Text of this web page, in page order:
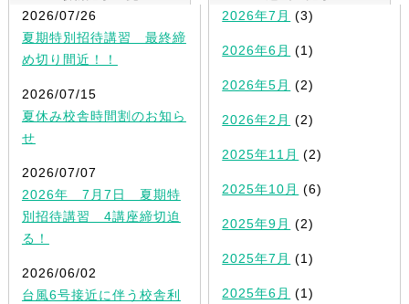
2026/07/26
夏期特別招待講習 最終締
め切り間近！！
2026/07/15
夏休み校舎時間割のお知ら
せ
2026/07/07
2026年 7月7日 夏期特
別招待講習 4講座締切迫
る！
2026/06/02
台風6号接近に伴う校舎利
2026年7月 (3)
2026年6月 (1)
2026年5月 (2)
2026年2月 (2)
2025年11月 (2)
2025年10月 (6)
2025年9月 (2)
2025年7月 (1)
2025年6月 (1)